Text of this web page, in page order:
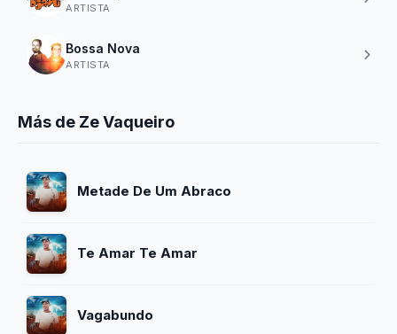
ARTISTA
Bossa Nova
ARTISTA
Más de Ze Vaqueiro
Metade De Um Abraco
Te Amar Te Amar
Vagabundo